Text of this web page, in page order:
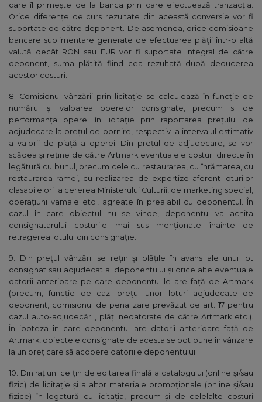
care îl primește de la banca prin care efectuează tranzacția.
Orice diferențe de curs rezultate din această conversie vor fi
suportate de către deponent. De asemenea, orice comisioane
bancare suplimentare generate de efectuarea plății într-o altă
valută decât RON sau EUR vor fi suportate integral de către
deponent, suma plătită fiind cea rezultată după deducerea
acestor costuri.
8. Comisionul vânzării prin licitaţie se calculează în funcţie de
numărul şi valoarea operelor consignate, precum si de
performanța operei în licitație prin raportarea prețului de
adjudecare la prețul de pornire, respectiv la intervalul estimativ
a valorii de piață a operei. Din preţul de adjudecare, se vor
scădea şi reţine de către Artmark eventualele costuri directe în
legătură cu bunul, precum cele cu restaurarea, cu înrămarea, cu
restaurarea ramei, cu realizarea de expertize aferent loturilor
clasabile ori la cererea Ministerului Culturii, de marketing special,
operațiuni vamale etc., agreate în prealabil cu deponentul. În
cazul în care obiectul nu se vinde, deponentul va achita
consignatarului costurile mai sus menționate înainte de
retragerea lotului din consignație.
9. Din prețul vânzării se rețin și plățile în avans ale unui lot
consignat sau adjudecat al deponentului și orice alte eventuale
datorii anterioare pe care deponentul le are față de Artmark
(precum, funcție de caz: prețul unor loturi adjudecate de
deponent, comisionul de penalizare prevăzut de art. 17 pentru
cazul auto-adjudecării, plăți nedatorate de către Artmark etc.).
În ipoteza în care deponentul are datorii anterioare față de
Artmark, obiectele consignate de acesta se pot pune în vânzare
la un preț care să acopere datoriile deponentului.
10. Din raţiuni ce ţin de editarea finală a catalogului (online și/sau
fizic) de licitaţie şi a altor materiale promoţionale (online și/sau
fizice) în legatură cu licitaţia, precum și de celelalte costuri